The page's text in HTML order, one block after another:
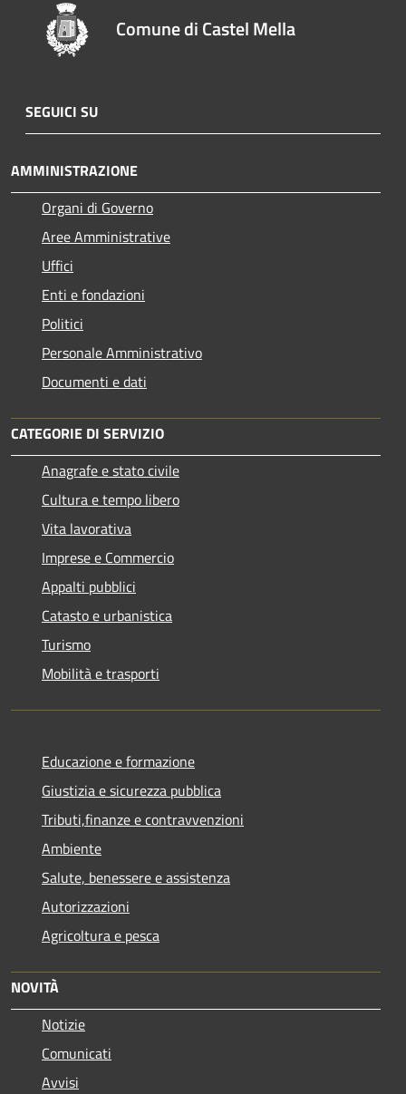
Comune di Castel Mella
SEGUICI SU
AMMINISTRAZIONE
Organi di Governo
Aree Amministrative
Uffici
Enti e fondazioni
Politici
Personale Amministrativo
Documenti e dati
CATEGORIE DI SERVIZIO
Anagrafe e stato civile
Cultura e tempo libero
Vita lavorativa
Imprese e Commercio
Appalti pubblici
Catasto e urbanistica
Turismo
Mobilità e trasporti
Educazione e formazione
Giustizia e sicurezza pubblica
Tributi,finanze e contravvenzioni
Ambiente
Salute, benessere e assistenza
Autorizzazioni
Agricoltura e pesca
NOVITÀ
Notizie
Comunicati
Avvisi